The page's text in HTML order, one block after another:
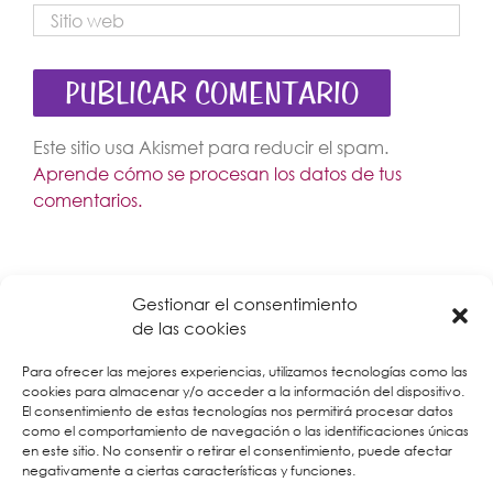
Gestionar el consentimiento
de las cookies
Para ofrecer las mejores experiencias, utilizamos tecnologías como las
cookies para almacenar y/o acceder a la información del dispositivo.
El consentimiento de estas tecnologías nos permitirá procesar datos
como el comportamiento de navegación o las identificaciones únicas
en este sitio. No consentir o retirar el consentimiento, puede afectar
negativamente a ciertas características y funciones.
Este sitio usa Akismet para reducir el spam.
Aprende cómo se procesan los datos de tus
comentarios.